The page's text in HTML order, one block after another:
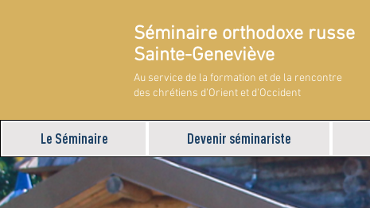
Séminaire orthodoxe russe
Sainte-Geneviève
Au service de la formation et de la rencontre
des chrétiens d'Orient et d'Occident
Le Séminaire Devenir séminariste